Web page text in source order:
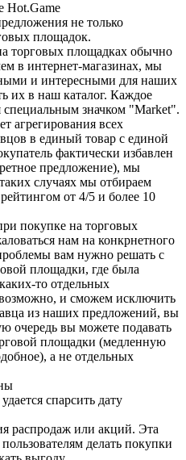
Hot.Game
не только
площадок.
торговых площадках обычно
в интернет-магазинах, мы
и интересными для наших
их в наш каталог. Каждое
специальным значком "Market".
агрегирования всех
в единый товар с единой
фактически избавлен
предложение), мы
случаях мы отбираем
от 4/5 и более 10
покупке на торговых
нам на конкрнетного
вам нужно решать с
площадки, где была
то отдельных
и сможем исключить
из наших предложений, вы
очередь вы можете подавать
площадки (медленную
а не отдельных
спарсить дату
распродаж или акций. Эта
делать покупки